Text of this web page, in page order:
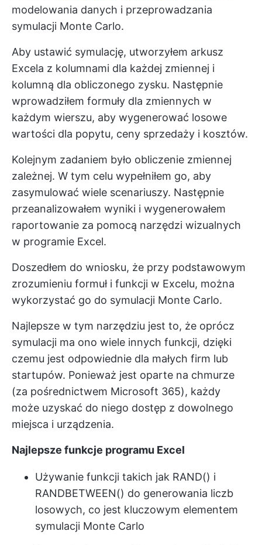
modelowania danych i przeprowadzania
symulacji Monte Carlo.
Aby ustawić symulację, utworzyłem arkusz
Excela z kolumnami dla każdej zmiennej i
kolumną dla obliczonego zysku. Następnie
wprowadziłem formuły dla zmiennych w
każdym wierszu, aby wygenerować losowe
wartości dla popytu, ceny sprzedaży i kosztów.
Kolejnym zadaniem było obliczenie zmiennej
zależnej. W tym celu wypełniłem go, aby
zasymulować wiele scenariuszy. Następnie
przeanalizowałem wyniki i wygenerowałem
raportowanie za pomocą narzędzi wizualnych
w programie Excel.
Doszedłem do wniosku, że przy podstawowym
zrozumieniu formuł i funkcji w Excelu, można
wykorzystać go do symulacji Monte Carlo.
Najlepsze w tym narzędziu jest to, że oprócz
symulacji ma ono wiele innych funkcji, dzięki
czemu jest odpowiednie dla małych firm lub
startupów. Ponieważ jest oparte na chmurze
(za pośrednictwem Microsoft 365), każdy
może uzyskać do niego dostęp z dowolnego
miejsca i urządzenia.
Najlepsze funkcje programu Excel
Używanie funkcji takich jak RAND() i
RANDBETWEEN() do generowania liczb
losowych, co jest kluczowym elementem
symulacji Monte Carlo